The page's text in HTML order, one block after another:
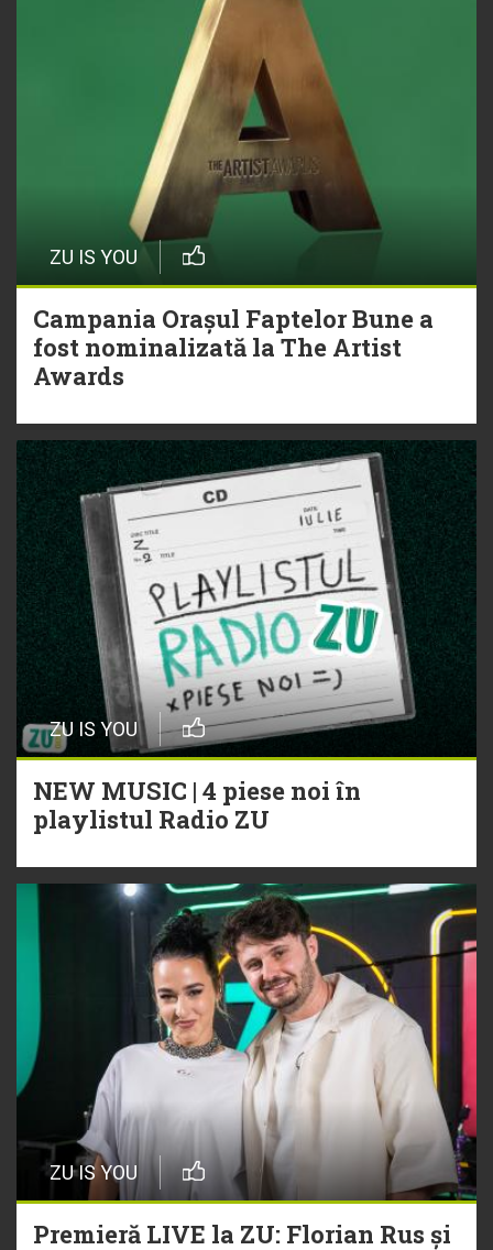
ZU IS YOU
Campania Orașul Faptelor Bune a
fost nominalizată la The Artist
Awards
ZU IS YOU
NEW MUSIC | 4 piese noi în
playlistul Radio ZU
ZU IS YOU
Premieră LIVE la ZU: Florian Rus și